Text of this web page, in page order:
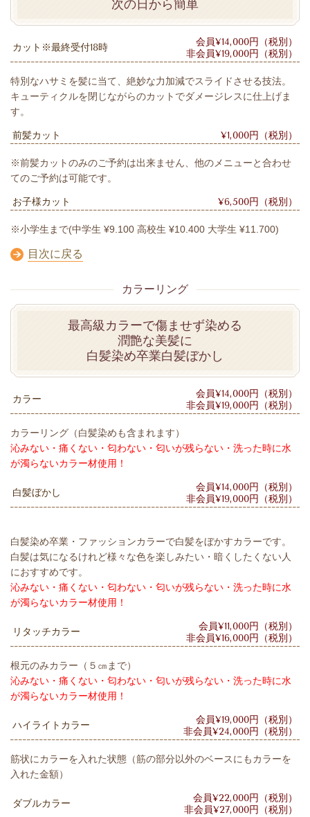
次の日から簡単
カット※最終受付18時
会員¥14,000円（税別）
非会員¥19,000円（税別）
特別なハサミを髪に当て、絶妙な力加減でスライドさせる技法。
キューティクルを閉じながらのカットでダメージレスに仕上げま
す。
前髪カット ¥1,000円（税別）
※前髪カットのみのご予約は出来ません、他のメニューと合わせ
てのご予約は可能です。
お子様カット ¥6,500円（税別）
※小学生まで(中学生 ¥9.100 高校生 ¥10.400 大学生 ¥11.700)
目次に戻る
カラーリング
最高級カラーで傷ませず染める
潤艶な美髪に
白髪染め卒業白髪ぼかし
カラー
会員¥14,000円（税別）
非会員¥19,000円（税別）
カラーリング（白髪染めも含まれます）
沁みない・痛くない・匂わない・匂いが残らない・洗った時に水
が濁らないカラー材使用！
白髪ぼかし
会員¥14,000円（税別）
非会員¥19,000円（税別）
白髪染め卒業・ファッションカラーで白髪をぼかすカラーです。
白髪は気になるけれど様々な色を楽しみたい・暗くしたくない人
におすすめです。
沁みない・痛くない・匂わない・匂いが残らない・洗った時に水
が濁らないカラー材使用！
リタッチカラー
会員¥11,000円（税別）
非会員¥16,000円（税別）
根元のみカラー（５㎝まで）
沁みない・痛くない・匂わない・匂いが残らない・洗った時に水
が濁らないカラー材使用！
ハイライトカラー
会員¥19,000円（税別）
非会員¥24,000円（税別）
筋状にカラーを入れた状態（筋の部分以外のベースにもカラーを
入れた金額）
ダブルカラー
会員¥22,000円（税別）
非会員¥27,000円（税別）